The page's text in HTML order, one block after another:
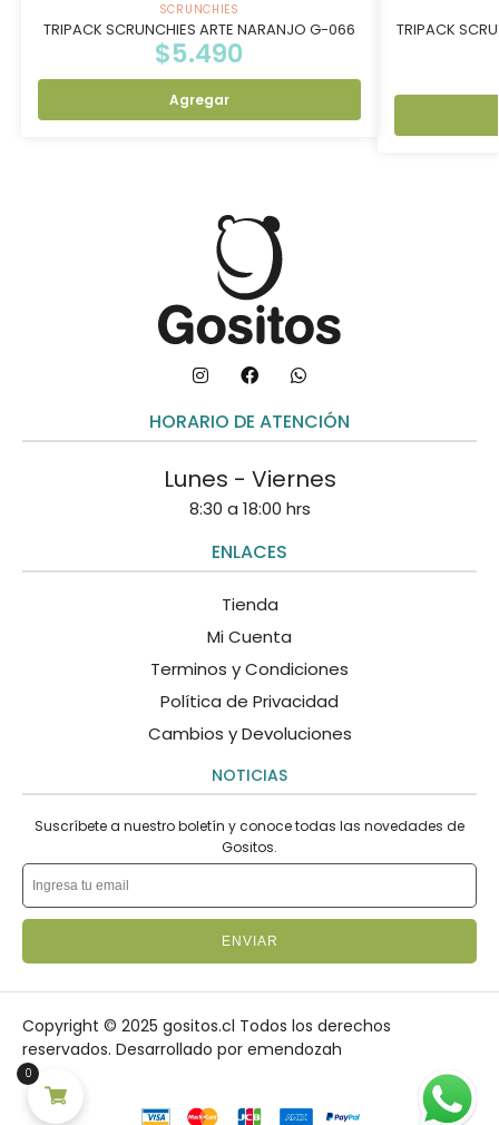
SCRUNCHIES
TRIPACK SCRUNCHIES ARTE NARANJO G-066
$5.490
Agregar
TRIPACK
HORARIO DE ATENCIÓN
Lunes - Viernes
8:30 a 18:00 hrs
ENLACES
Tienda
Mi Cuenta
Terminos y Condiciones
Política de Privacidad
Cambios y Devoluciones
NOTICIAS
Suscríbete a nuestro boletín y conoce todas las novedades de
Gositos.
ENVIAR
Copyright © 2025 gositos.cl Todos los derechos
reservados. Desarrollado por emendozah
0